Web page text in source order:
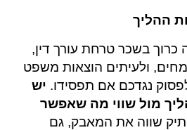
ההליך
כרוך בשכר טרחת עורך דין,
ולעיתים הוצאות משפט
נגדכם אם תפסידו. יש
מול שווי מה שאפשר
שווה את המאבק, גם